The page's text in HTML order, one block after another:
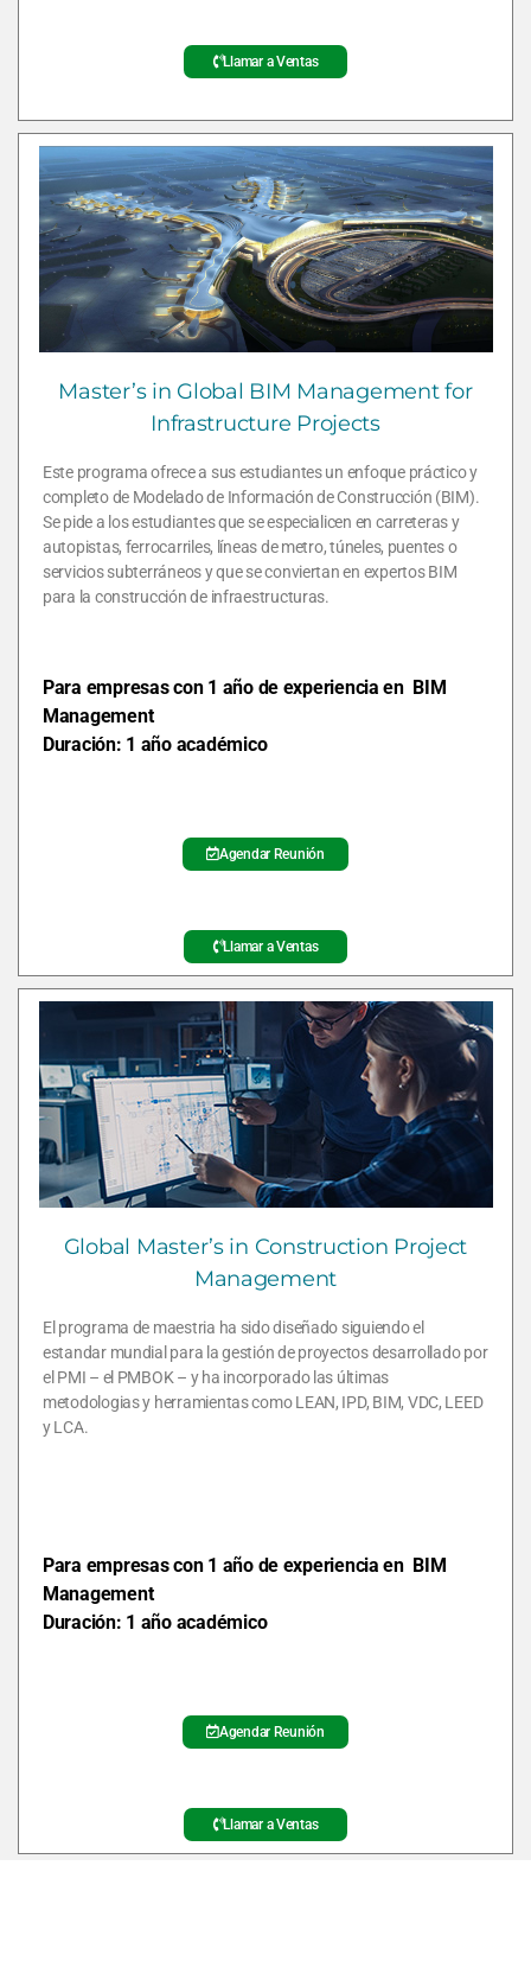
Llamar a Ventas
Master’s in Global BIM Management for
Infrastructure Projects
Este programa ofrece a sus estudiantes un enfoque práctico y
completo de Modelado de Información de Construcción (BIM).
Se pide a los estudiantes que se especialicen en carreteras y
autopistas, ferrocarriles, líneas de metro, túneles, puentes o
servicios subterráneos y que se conviertan en expertos BIM
para la construcción de infraestructuras.
Para empresas con 1 año de experiencia en BIM
Management
Duración: 1 año académico
Agendar Reunión
Llamar a Ventas
Global Master’s in Construction Project
Management
El programa de maestria ha sido diseñado siguiendo el
estandar mundial para la gestión de proyectos desarrollado por
el PMI – el PMBOK – y ha incorporado las últimas
metodologias y herramientas como LEAN, IPD, BIM, VDC, LEED
y LCA.
Para empresas con 1 año de experiencia en BIM
Management
Duración: 1 año académico
Agendar Reunión
Llamar a Ventas